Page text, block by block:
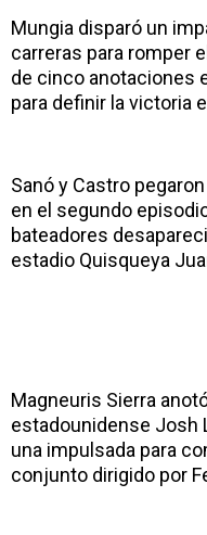
Mungia disparó un
carreras para romper
de cinco anotaciones
para definir la victoria
Sanó y Castro
en el segundo
bateadores
estadio Quisqueya
Magneuris Sierra
estadounidense Josh
una impulsada para
conjunto dirigido por